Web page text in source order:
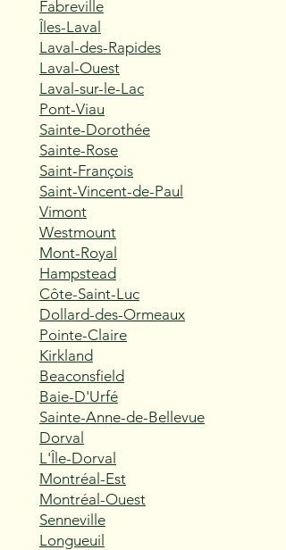
Fabreville
Îles-Laval
Laval-des-Rapides
Laval-Ouest
Laval-sur-le-Lac
Pont-Viau
Sainte-Dorothée
Sainte-Rose
Saint-François
Saint-Vincent-de-Paul
Vimont
Westmount
Mont-Royal
Hampstead
Côte-Saint-Luc
Dollard-des-Ormeaux
Pointe-Claire
Kirkland
Beaconsfield
Baie-D'Urfé
Sainte-Anne-de-Bellevue
Dorval
L'Île-Dorval
Montréal-Est
Montréal-Ouest
Senneville
Longueuil